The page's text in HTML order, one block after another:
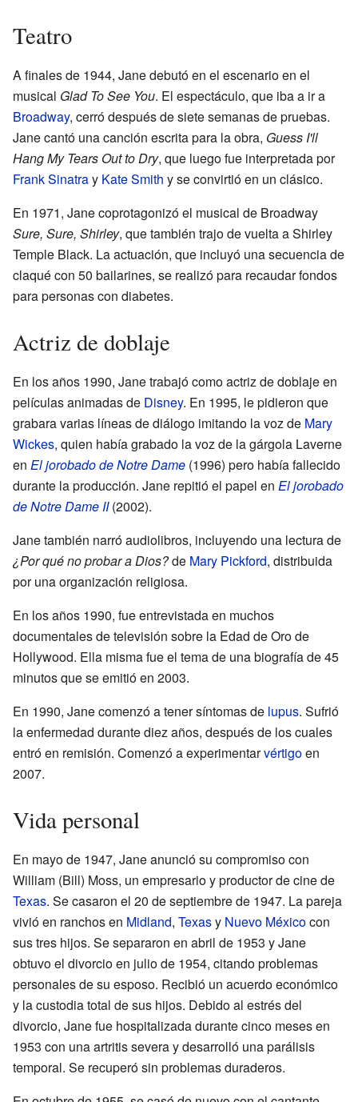
Teatro
A finales de 1944, Jane debutó en el escenario en el
musical Glad To See You. El espectáculo, que iba a ir a
Broadway, cerró después de siete semanas de pruebas.
Jane cantó una canción escrita para la obra, Guess I'll
Hang My Tears Out to Dry, que luego fue interpretada por
Frank Sinatray Kate Smith y se convirtió en un clásico.
En 1971, Jane coprotagonizó el musical de Broadway
Sure, Sure, Shirley, que también trajo de vuelta a Shirley
Temple Black. La actuación, que incluyó una secuencia de
claqué con 50 bailarines, se realizó para recaudar fondos
para personas con diabetes.
Actriz de doblaje
En los años 1990, Jane trabajó como actriz de doblaje en
películas animadas de Disney. En 1995, le pidieron que
grabara varias líneas de diálogo imitando la voz de Mary
Wickes, quien había grabado la voz de la gárgola Laverne
en El jorobado de Notre Dame (1996) pero había fallecido
durante la producción. Jane repitió el papel en El jorobado
de Notre Dame II(2002).
Jane también narró audiolibros, incluyendo una lectura de
¿Por qué no probar a Dios?de Mary Pickford, distribuida
por una organización religiosa.
En los años 1990, fue entrevistada en muchos
documentales de televisión sobre la Edad de Oro de
Hollywood. Ella misma fue el tema de una biografía de 45
minutos que se emitió en 2003.
En 1990, Jane comenzó a tener síntomas de lupus. Sufrió
la enfermedad durante diez años, después de los cuales
entró en remisión. Comenzó a experimentarvértigoen
2007.
Vida personal
En mayo de 1947, Jane anunció su compromiso con
William (Bill) Moss, un empresario y productor de cine de
Texas. Se casaron el 20 de septiembre de 1947. La pareja
vivió en ranchos en Midland, Texasy Nuevo Méxicocon
sus tres hijos. Se separaron en abril de 1953 y Jane
obtuvo el divorcio en julio de 1954, citando problemas
personales de su esposo. Recibió un acuerdo económico
y la custodia total de sus hijos. Debido al estrés del
divorcio, Jane fue hospitalizada durante cinco meses en
1953 con una artritis severa y desarrolló una parálisis
temporal. Se recuperó sin problemas duraderos.